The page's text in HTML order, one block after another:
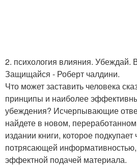
2. психология влияния. Убеждай.
Защищайся - Роберт чалдини.
Что может заставить человека
принципы и наиболее
убеждения? Исчерпывающие
найдете в новом,
издании книги, которое подкупает
потрясающей
эффектной подачей материала.